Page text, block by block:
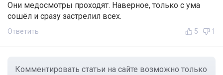
Они медосмотры проходят. Наверное, только с ума
сошёл и сразу застрелил всех.
Ответить 5 1
Комментировать статьи на сайте возможно только